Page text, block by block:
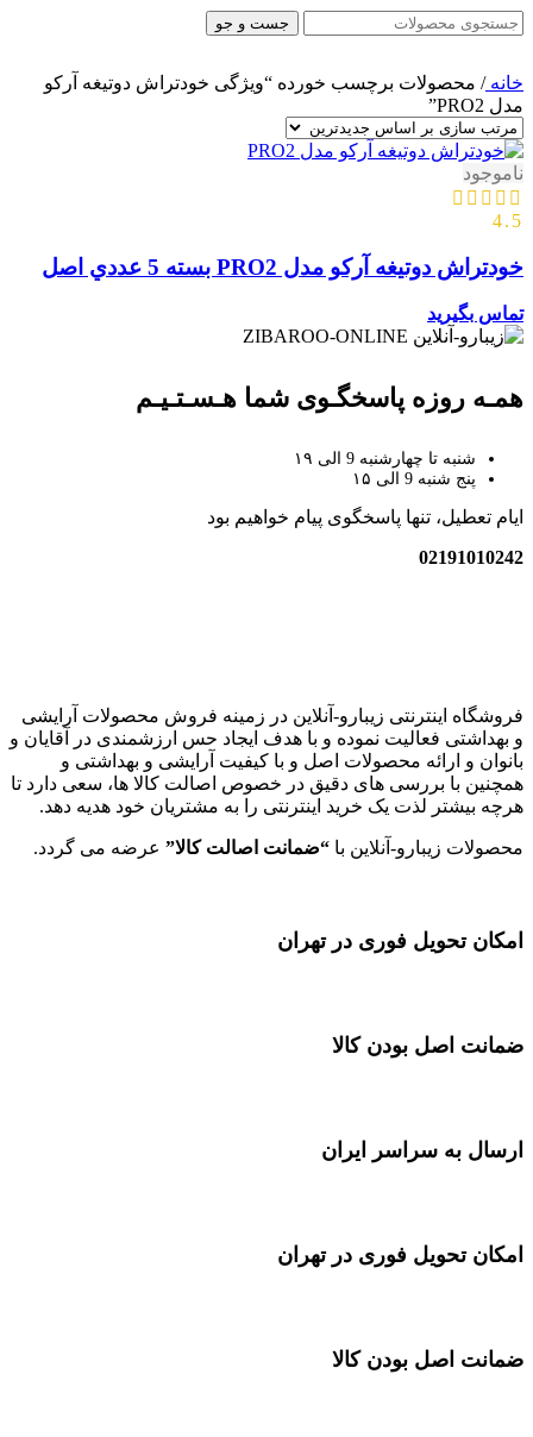
جست و جو
خانه/ محصولات برچسب خورده “ویژگی خودتراش دوتيغه آرکو
مدل PRO2”
ناموجود
4.5
خودتراش دوتيغه آرکو مدل PRO2 بسته 5 عددي اصل
تماس بگیرید
همـه روزه پاسخگـوی شما هـسـتـیـم
شنبه تا چهارشنبه 9 الی ۱۹
پنج شنبه 9 الی ۱۵
ایام تعطیل، تنها پاسخگوی پیام خواهیم بود
02191010242
فروشگاه اینترنتی زیبارو-آنلاین در زمینه فروش محصولات آرایشی
و بهداشتی فعالیت نموده و با هدف ایجاد حس ارزشمندی در آقایان و
بانوان و ارائه محصولات اصل و با کیفیت آرایشی و بهداشتی و
همچنین با بررسی های دقیق در خصوص اصالت کالا ها، سعی دارد تا
هرچه بیشتر لذت یک خرید اینترنتی را به مشتریان خود هدیه دهد.
محصولات زیبارو-آنلاین با “ضمانت اصالت کالا” عرضه می گردد.
امکان تحویل فوری در تهران
ضمانت اصل بودن کالا
ارسال به سراسر ایران
امکان تحویل فوری در تهران
ضمانت اصل بودن کالا